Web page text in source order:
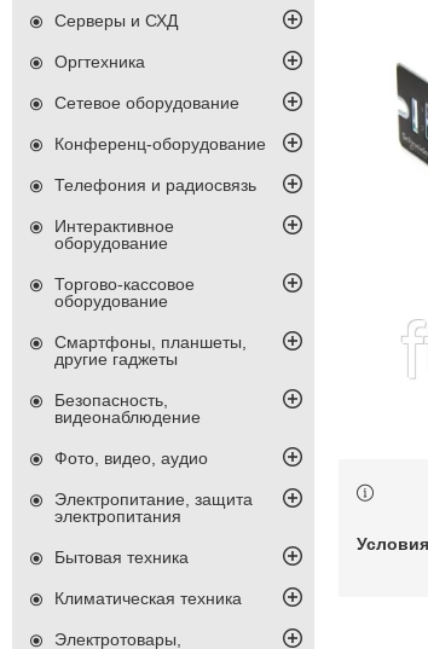
Серверы и СХД
Оргтехника
Сетевое оборудование
Конференц-оборудование
Телефония и радиосвязь
Интерактивное
оборудование
Торгово-кассовое
оборудование
Смартфоны, планшеты,
другие гаджеты
Безопасность,
видеонаблюдение
Фото, видео, аудио
Электропитание, защита
электропитания
Бытовая техника
Климатическая техника
Электротовары,